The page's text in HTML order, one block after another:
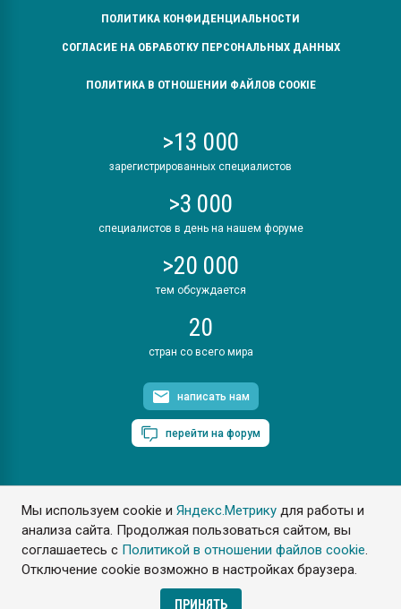
Мы используем cookie иЯндекс.Метрику для работы и
анализа сайта. Продолжая пользоваться сайтом, вы
соглашаетесь с Политикой в отношении файлов cookie.
Отключение cookie возможно в настройках браузера.
ПРИНЯТЬ
ПОЛИТИКА КОНФИДЕНЦИАЛЬНОСТИ
СОГЛАСИЕ НА ОБРАБОТКУ ПЕРСОНАЛЬНЫХ ДАННЫХ
ПОЛИТИКА В ОТНОШЕНИИ ФАЙЛОВ COOKIE
>13 000
зарегистрированных специалистов
>3 000
специалистов в день на нашем форуме
>20 000
тем обсуждается
20
стран со всего мира
написать нам
перейти на форум
ПластЭксперт © 2006. Все права защищены
Разрешается копирование материалов сайта с обязательной
ссылкой на www.e-plastic.ru
Разработка сайта